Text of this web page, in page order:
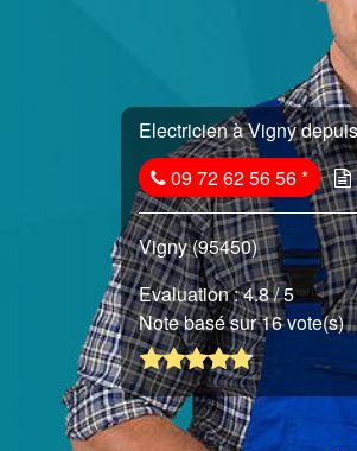
Electricien à Vigny
09 72 62 56 56*
Vigny (95450)
Evaluation :4.8/ 5
Note basé sur 16 vote(s)